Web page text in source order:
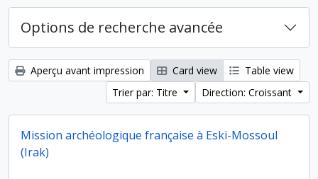
Options de recherche avancée
Aperçu avant impression Card view
Table view
Trier par: Titre
Direction: Croissant
Mission archéologique française à Eski-Mossoul
(Irak)